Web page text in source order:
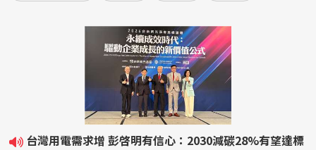
台灣用電需求增 彭啓明有信心：2030減碳28%有望達標